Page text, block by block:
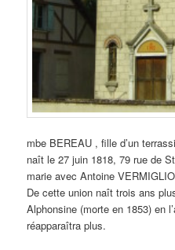
mbe BEREAU , fille d’un
naît le 27 juin 1818, 79 rue de
marie avec Antoine
De cette union naît trois ans
Alphonsine (morte en 1853) en
réapparaîtra plus.